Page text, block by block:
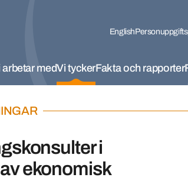
English
arbetar medVi tyckerFakta och rapporter
i
ekonomisk